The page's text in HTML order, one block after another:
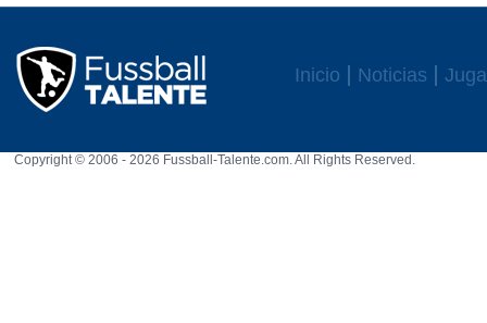
Inicio Noticias
Copyright © 2006 - 2026 Fussball-Talente.com. All Rights Reserved.